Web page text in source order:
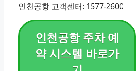
인천공항 고객센터: 1577-2600
인천공항 주차 예
약 시스템 바로가